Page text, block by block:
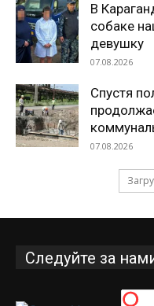
В
собаке
девушку
07.08.2026
Спустя
07.08.2026
Следуйте за